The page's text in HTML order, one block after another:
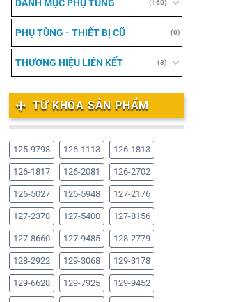
DANH MỤC PHỤ TÙNG (160)
PHỤ TÙNG - THIẾT BỊ CŨ (0)
THƯƠNG HIỆU LIÊN KẾT (3)
TỪ KHÓA SẢN PHẨM
125-9798 126-1113 126-1813
126-1817 126-2081 126-2702
126-5027 126-5948 127-2176
127-2378 127-5400 127-8156
127-8660 127-9485 128-2779
128-2922 129-3068 129-3178
129-6628 129-7925 129-9452